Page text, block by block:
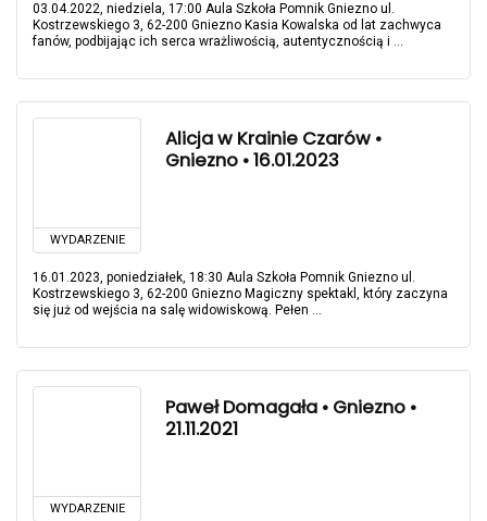
03.04.2022, niedziela, 17:00 Aula Szkoła Pomnik Gniezno ul.
Kostrzewskiego 3, 62-200 Gniezno Kasia Kowalska od lat zachwyca
fanów, podbijając ich serca wrażliwością, autentycznością i ...
WYDARZENIE
Alicja w Krainie Czarów •
Gniezno • 16.01.2023
16.01.2023, poniedziałek, 18:30 Aula Szkoła Pomnik Gniezno ul.
Kostrzewskiego 3, 62-200 Gniezno Magiczny spektakl, który zaczyna
się już od wejścia na salę widowiskową. Pełen ...
WYDARZENIE
Paweł Domagała • Gniezno •
21.11.2021